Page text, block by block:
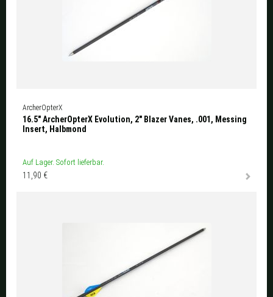
ArcherOpterX
16.5" ArcherOpterX Evolution, 2" Blazer Vanes, .001, Messing
Insert, Halbmond
Auf Lager. Sofort lieferbar.
11,90 €